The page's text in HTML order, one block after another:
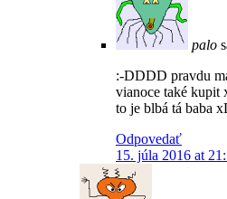
palo
:-DDDD pravdu
vianoce také kupit
to je blbá tá baba
Odpovedať
15. júla 2016 at